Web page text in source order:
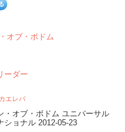
オブ・ボドム
ーダー
カエレバ
・オブ・ボドム ユニバーサル
ショナル 2012-05-23